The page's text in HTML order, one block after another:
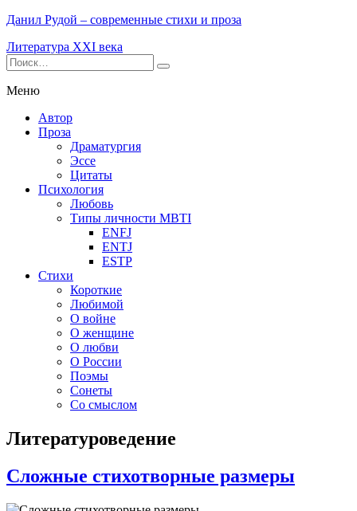
Данил Рудой – современные стихи и проза
Литература XXI века
Меню
Автор
Проза
Драматургия
Эссе
Цитаты
Психология
Любовь
Типы личности MBTI
ENFJ
ENTJ
ESTP
Стихи
Короткие
Любимой
О войне
О женщине
О любви
О России
Поэмы
Сонеты
Со смыслом
Литературоведение
Сложные стихотворные размеры